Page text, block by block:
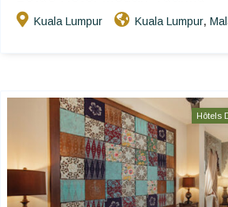
Kuala Lumpur Kuala Lumpur,
Hôtels